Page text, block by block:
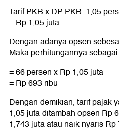
Tarif PKB x DP PKB: 1,05
= Rp 1,05 juta
Dengan adanya opsen
Maka perhitungannya
= 66 persen x Rp 1,05 juta
= Rp 693 ribu
Dengan demikian, tarif pajak
1,05 juta ditambah opsen Rp
1,743 juta atau naik nyaris Rp